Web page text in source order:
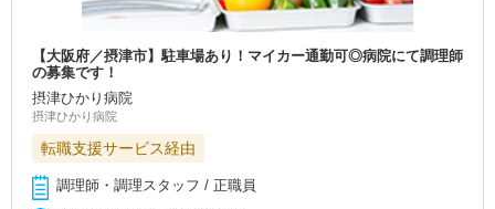
【大阪府／摂津市】駐車場あり！マイカー通勤可◎病院にて調理師
の募集です！
摂津ひかり病院
摂津ひかり病院
転職支援サービス経由
調理師・調理スタッフ / 正職員